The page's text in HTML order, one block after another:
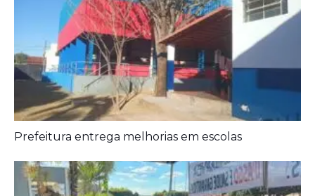
Prefeitura entrega melhorias em escolas